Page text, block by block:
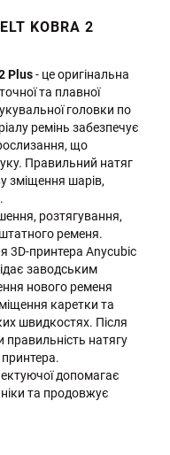
KOBRA 2
Plus- це оригінальна
та плавної
головки по
ремінь забезпечує
що
Правильний натяг
зміщення шарів,
розтягування,
ременя.
3D-принтера Anycubic
заводським
нового ременя
каретки та
швидкостях. Після
правильність натягу
допомагає
та продовжує